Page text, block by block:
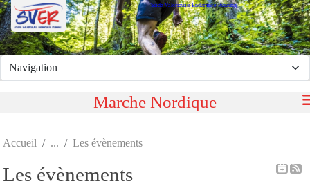
Stade Valeriquais Endurance Running
Marche Nordique
Accueil Les évènements
Les évènements
Panneau de gestion des cookies